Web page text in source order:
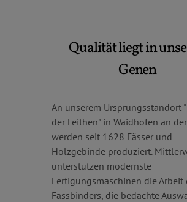
Qualität liegt in
Genen
An unserem Ursprungsstandort
der Leithen" in Waidhofen an
werden seit 1628 Fässer und
Holzgebinde produziert.
unterstützen modernste
Fertigungsmaschinen die Arbeit
Fassbinders, die bedachte